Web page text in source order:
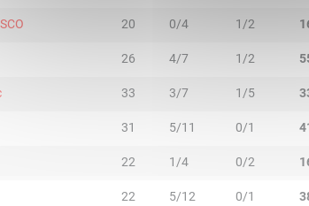
20 0/4 1/2
26 4/7 1/2
33 3/7 1/5
31 5/11 0/1
22 1/4 0/2
22 5/12 0/1